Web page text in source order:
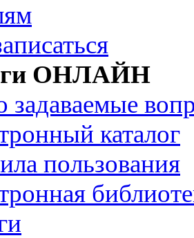
ОНЛАЙН
задаваемые
каталог
пользования